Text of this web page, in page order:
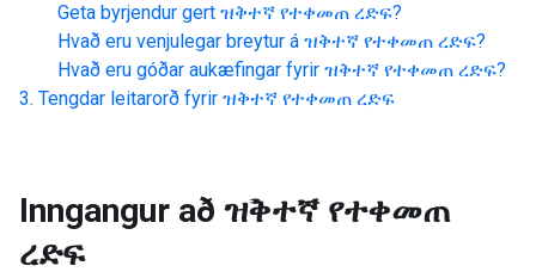
Geta byrjendur gert ዝቅተኛ የተቀመጠ ረድፍ?
Hvað eru venjulegar breytur á ዝቅተኛ የተቀመጠ ረድፍ?
Hvað eru góðar aukæfingar fyrir ዝቅተኛ የተቀመጠ ረድፍ?
Tengdar leitarorð fyrir ዝቅተኛ የተቀመጠ ረድፍ
Inngangur að ዝቅተኛ የተቀመጠ
ረድፍ